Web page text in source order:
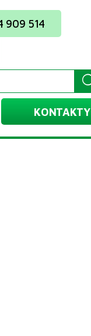
909 514
KONTAKTY